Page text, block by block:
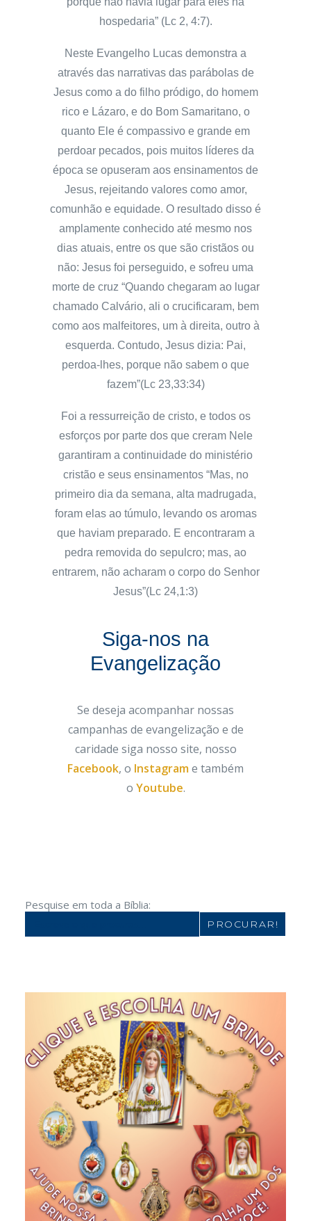
hospedaria” (Lc 2, 4:7).
Neste Evangelho Lucas demonstra a
através das narrativas das parábolas de
Jesus como a do filho pródigo, do homem
rico e Lázaro, e do Bom Samaritano, o
quanto Ele é compassivo e grande em
perdoar pecados, pois muitos líderes da
época se opuseram aos ensinamentos de
Jesus, rejeitando valores como amor,
comunhão e equidade. O resultado disso é
amplamente conhecido até mesmo nos
dias atuais, entre os que são cristãos ou
não: Jesus foi perseguido, e sofreu uma
morte de cruz “Quando chegaram ao lugar
chamado Calvário, ali o crucificaram, bem
como aos malfeitores, um à direita, outro à
esquerda. Contudo, Jesus dizia: Pai,
perdoa-lhes, porque não sabem o que
fazem”(Lc 23,33:34)
Foi a ressurreição de cristo, e todos os
esforços por parte dos que creram Nele
garantiram a continuidade do ministério
cristão e seus ensinamentos “Mas, no
primeiro dia da semana, alta madrugada,
foram elas ao túmulo, levando os aromas
que haviam preparado. E encontraram a
pedra removida do sepulcro; mas, ao
entrarem, não acharam o corpo do Senhor
Jesus”(Lc 24,1:3)
Siga-nos na
Evangelização
Se deseja acompanhar nossas
campanhas de evangelização e de
caridade siga nosso site, nosso
Facebook, o Instagrame também
o Youtube.
Pesquise em toda a Bíblia: